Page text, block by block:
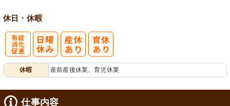
休日・休暇
休暇 産前産後休業、育児休業
仕事内容